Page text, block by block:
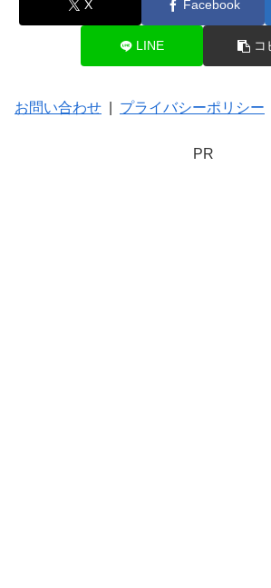
X Facebook
LINE コ
お問い合わせ プライバシーポリシー
PR